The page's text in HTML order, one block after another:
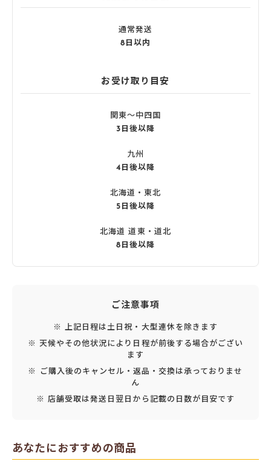
通常発送
8日以内
お受け取り目安
関東〜中四国
3日後以降
九州
4日後以降
北海道・東北
5日後以降
北海道 道東・道北
8日後以降
ご注意事項
※ 上記日程は土日祝・大型連休を除きます
※ 天候やその他状況により日程が前後する場合がござい
ます
※ ご購入後のキャンセル・返品・交換は承っておりませ
ん
※ 店舗受取は発送日翌日から記載の日数が目安です
あなたにおすすめの商品